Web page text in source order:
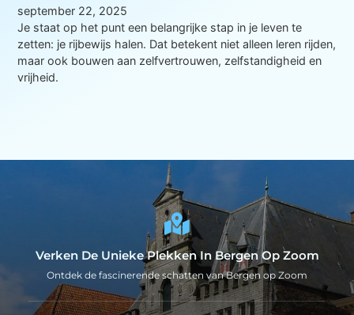
september 22, 2025
Je staat op het punt een belangrijke stap in je leven te
zetten: je rijbewijs halen. Dat betekent niet alleen leren rijden,
maar ook bouwen aan zelfvertrouwen, zelfstandigheid en
vrijheid.
Verken De Unieke Plekken In Bergen Op Zoom
Ontdek de fascinerende schatten van Bergen op Zoom